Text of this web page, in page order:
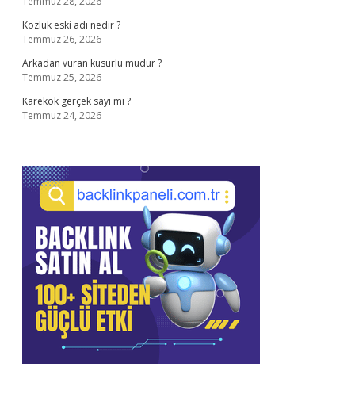
Kozluk eski adı nedir ?
Temmuz 26, 2026
Arkadan vuran kusurlu mudur ?
Temmuz 25, 2026
Karekök gerçek sayı mı ?
Temmuz 24, 2026